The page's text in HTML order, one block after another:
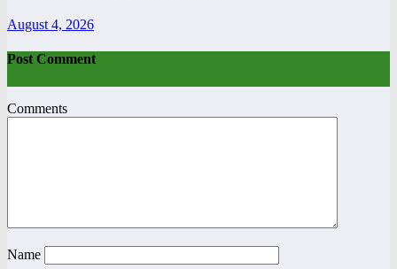
August 4, 2026
Post Comment
Comments
Name